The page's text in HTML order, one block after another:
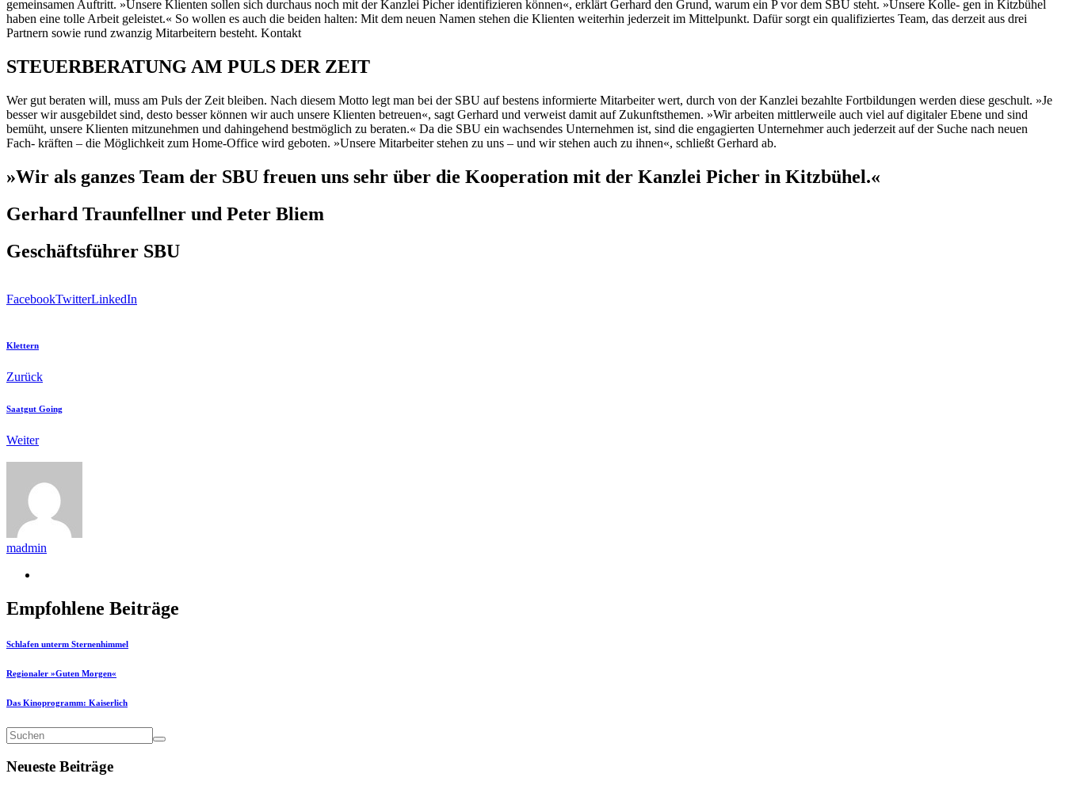
gemeinsamen Auftritt. »Unsere Klienten sollen sich durchaus noch mit der Kanzlei Picher identifizieren können«, erklärt Gerhard den Grund, warum ein P vor dem SBU steht. »Unsere Kolle- gen in Kitzbühel
haben eine tolle Arbeit geleistet.« So wollen es auch die beiden halten: Mit dem neuen Namen stehen die Klienten weiterhin jederzeit im Mittelpunkt. Dafür sorgt ein qualifiziertes Team, das derzeit aus drei
Partnern sowie rund zwanzig Mitarbeitern besteht. Kontakt
STEUERBERATUNG AM PULS DER ZEIT
Wer gut beraten will, muss am Puls der Zeit bleiben. Nach diesem Motto legt man bei der SBU auf bestens informierte Mitarbeiter wert, durch von der Kanzlei bezahlte Fortbildungen werden diese geschult. »Je
besser wir ausgebildet sind, desto besser können wir auch unsere Klienten betreuen«, sagt Gerhard und verweist damit auf Zukunftsthemen. »Wir arbeiten mittlerweile auch viel auf digitaler Ebene und sind
bemüht, unsere Klienten mitzunehmen und dahingehend bestmöglich zu beraten.« Da die SBU ein wachsendes Unternehmen ist, sind die engagierten Unternehmer auch jederzeit auf der Suche nach neuen
Fach- kräften – die Möglichkeit zum Home-Office wird geboten. »Unsere Mitarbeiter stehen zu uns – und wir stehen auch zu ihnen«, schließt Gerhard ab.
»Wir als ganzes Team der SBU freuen uns sehr über die Kooperation mit der Kanzlei Picher in Kitzbühel.«
Gerhard Traunfellner und Peter Bliem
Geschäftsführer SBU
FacebookTwitterLinkedIn
Klettern
Zurück
Saatgut Going
Weiter
madmin
Empfohlene Beiträge
Schlafen unterm Sternenhimmel
Regionaler »Guten Morgen«
Das Kinoprogramm: Kaiserlich
Neueste Beiträge